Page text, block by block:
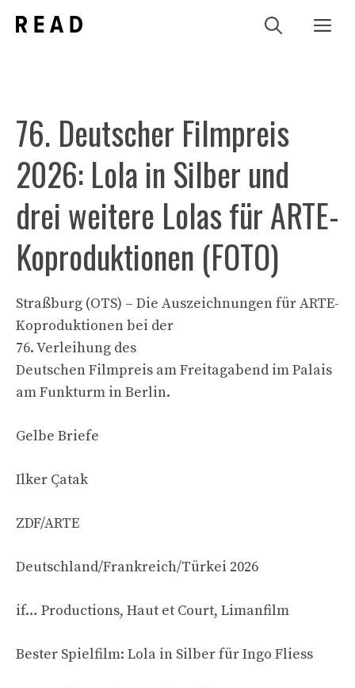
Inhalt
76. Deutscher Filmpreis
2026: Lola in Silber und
drei weitere Lolas für ARTE-
Koproduktionen (FOTO)
Straßburg (OTS) – Die Auszeichnungen für ARTE-
Koproduktionen bei der
76. Verleihung des
Deutschen Filmpreis am Freitagabend im Palais
am Funkturm in Berlin.
Gelbe Briefe
Ilker Çatak
ZDF/ARTE
Deutschland/Frankreich/Türkei 2026
if… Productions, Haut et Court, Limanfilm
Bester Spielfilm: Lola in Silber für Ingo Fliess